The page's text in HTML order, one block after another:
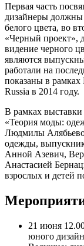
Первая часть
дизайнеры должны
белого цвета, во
«Черный проект»,
видение черного
являются
работали на
показаны в
Russia в 2014 году.
В рамках выставки
«Теория моды:
Людмилы
одежды,
Анной Азевич,
Анастасией
взрослых и детей
21 июня
юного